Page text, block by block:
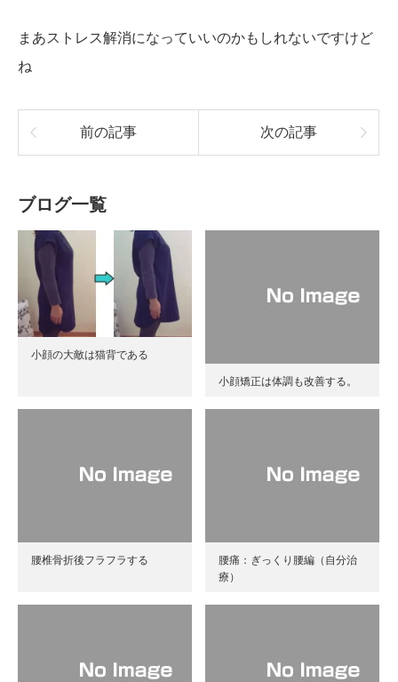
まあストレス解消になっていいのかもしれないですけど
ね
前の記事 次の記事
ブログ一覧
小顔の大敵は猫背である
小顔矯正は体調も改善する。
腰椎骨折後フラフラする
腰痛：ぎっくり腰編（自分治
療）